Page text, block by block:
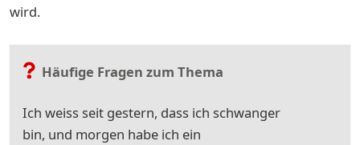
wird.
Häufige Fragen zum Thema
Ich weiss seit gestern, dass ich schwanger
bin, und morgen habe ich ein